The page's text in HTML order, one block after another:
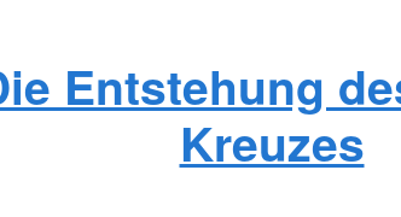
Entstehung
Kreuzes